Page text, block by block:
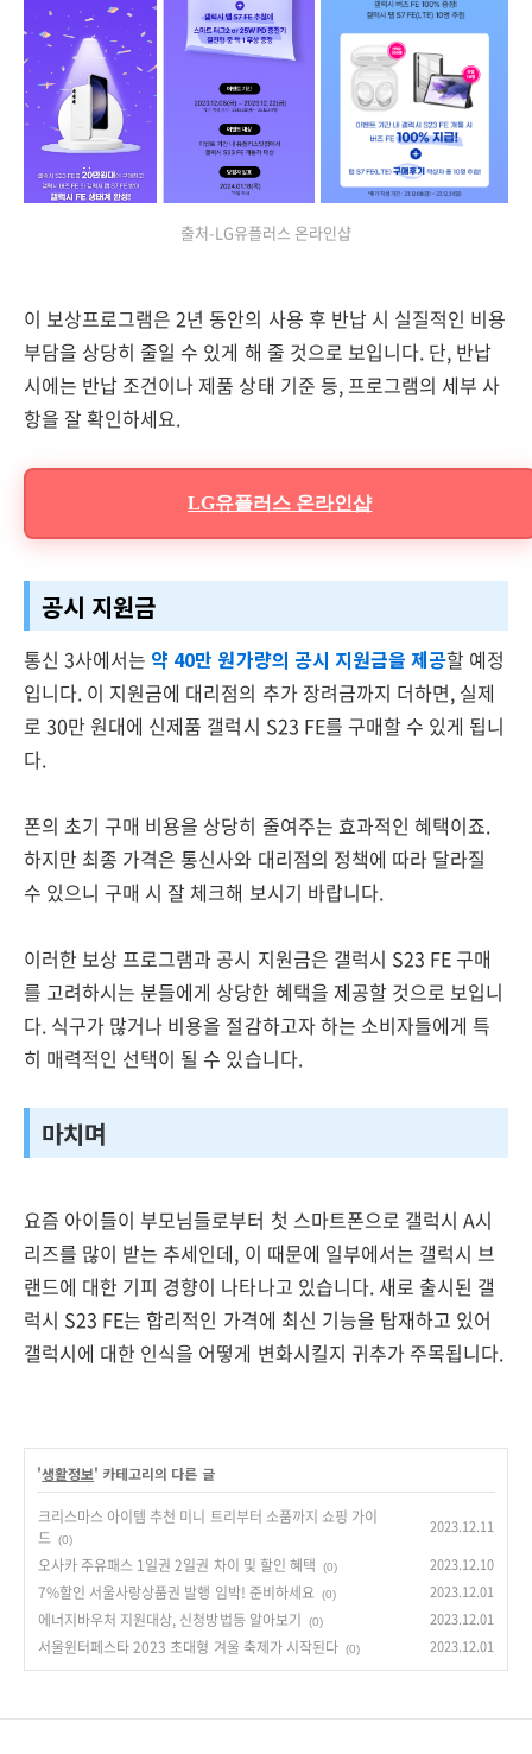
출처-LG유플러스 온라인샵
이 보상프로그램은 2년 동안의 사용 후 반납 시 실질적인 비용
부담을 상당히 줄일 수 있게 해 줄 것으로 보입니다. 단, 반납
시에는 반납 조건이나 제품 상태 기준 등, 프로그램의 세부 사
항을 잘 확인하세요.
LG유플러스 온라인샵
공시 지원금
통신 3사에서는 약 40만 원가량의 공시 지원금을 제공할 예정
입니다. 이 지원금에 대리점의 추가 장려금까지 더하면, 실제
로 30만 원대에 신제품 갤럭시 S23 FE를 구매할 수 있게 됩니
다.
폰의 초기 구매 비용을 상당히 줄여주는 효과적인 혜택이죠.
하지만 최종 가격은 통신사와 대리점의 정책에 따라 달라질
수 있으니 구매 시 잘 체크해 보시기 바랍니다.
이러한 보상 프로그램과 공시 지원금은 갤럭시 S23 FE 구매
를 고려하시는 분들에게 상당한 혜택을 제공할 것으로 보입니
다. 식구가 많거나 비용을 절감하고자 하는 소비자들에게 특
히 매력적인 선택이 될 수 있습니다.
마치며
요즘 아이들이 부모님들로부터 첫 스마트폰으로 갤럭시 A시
리즈를 많이 받는 추세인데, 이 때문에 일부에서는 갤럭시 브
랜드에 대한 기피 경향이 나타나고 있습니다. 새로 출시된 갤
럭시 S23 FE는 합리적인 가격에 최신 기능을 탑재하고 있어
갤럭시에 대한 인식을 어떻게 변화시킬지 귀추가 주목됩니다.
'생활정보' 카테고리의 다른 글
크리스마스 아이템 추천 미니 트리부터 소품까지 쇼핑 가이
드
(0)
2023.12.11
오사카 주유패스 1일권 2일권 차이 및 할인 혜택 (0) 2023.12.10
7%할인 서울사랑상품권 발행 임박! 준비하세요 (0) 2023.12.01
에너지바우처 지원대상, 신청방법등 알아보기 (0) 2023.12.01
서울윈터페스타 2023 초대형 겨울 축제가 시작된다 (0) 2023.12.01